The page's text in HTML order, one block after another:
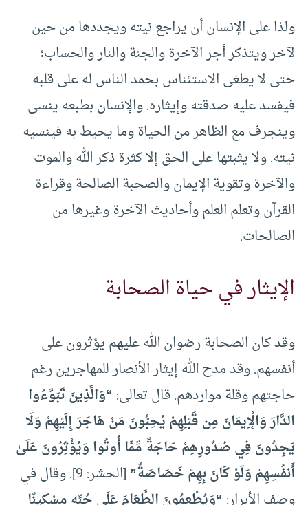
ولذا على الإنسان أن يراجع نيته ويجددها من حين
لآخر ويتذكر أجر الآخرة والجنة والنار والحساب؛
حتى لا يطغى الاستئناس بحمد الناس له على قلبه
فيفسد عليه صدقته وإيثاره. والإنسان بطبعه ينسى
وينجرف مع الظاهر من الحياة وما يحيط به فينسيه
نيته. ولا يثبتها على الحق إلا كثرة ذكر الله والموت
والآخرة وتقوية الإيمان والصحبة الصالحة وقراءة
القرآن وتعلم العلم وأحاديث الآخرة وغيرها من
الصالحات.
الإيثار في حياة الصحابة
وقد كان الصحابة رضوان الله عليهم يؤثرون على
أنفسهم. وقد مدح الله إيثار الأنصار للمهاجرين رغم
حاجتهم وقلة مواردهم. قال تعالى: “وَالَّذِينَ تَبَوَّءُوا
الدَّارَ وَالْإِيمَانَ مِن قَبْلِهِمْ يُحِبُّونَ مَنْ هَاجَرَ إِلَيْهِمْ وَلَا
يَجِدُونَ فِي صُدُورِهِمْ حَاجَةً مِّمَّا أُوتُوا وَيُؤْثِرُونَ عَلَىٰ
أَنفُسِهِمْ وَلَوْ كَانَ بِهِمْ خَصَاصَةٌ”
[الحشر: 9]. وقال في
وصف الأبرار: “وَيُطْعِمُونَ الطَّعَامَ عَلَى حُبِّهِ مِسْكِينًا